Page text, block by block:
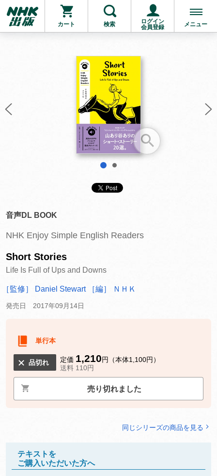
カート 検索
ログイン
会員登録
メニュー
お支払いに進む
他にも商品を買う
1
音声DL BOOK
NHK Enjoy Simple English Readers
Short Stories
Life Is Full of Ups and Downs
［監修］ Daniel Stewart ［編］ ＮＨＫ
発売日 2017年09月14日
単行本
品切れ 定価 1,210円（本体1,100円）
送料 110円
売り切れました
同じシリーズの商品を見る
テキストを
ご購入いただいた方へ